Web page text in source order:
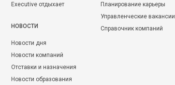
Executive отдыхает
НОВОСТИ
Новости дня
Новости компаний
Отставки и назначения
Новости образования
Планирование карьеры
Управленческие вакансии
Справочник компаний